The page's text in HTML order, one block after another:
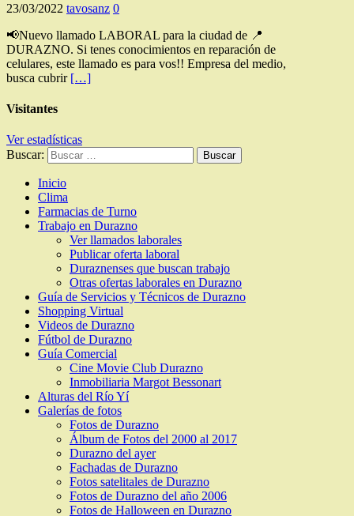
23/03/2022 tavosanz 0
📢Nuevo llamado LABORAL para la ciudad de 📍
DURAZNO. Si tenes conocimientos en reparación de
celulares, este llamado es para vos!! Empresa del medio,
busca cubrir […]
Visitantes
Ver estadísticas
Buscar:
Inicio
Clima
Farmacias de Turno
Trabajo en Durazno
Ver llamados laborales
Publicar oferta laboral
Duraznenses que buscan trabajo
Otras ofertas laborales en Durazno
Guía de Servicios y Técnicos de Durazno
Shopping Virtual
Videos de Durazno
Fútbol de Durazno
Guía Comercial
Cine Movie Club Durazno
Inmobiliaria Margot Bessonart
Alturas del Río Yí
Galerías de fotos
Fotos de Durazno
Álbum de Fotos del 2000 al 2017
Durazno del ayer
Fachadas de Durazno
Fotos satelitales de Durazno
Fotos de Durazno del año 2006
Fotos de Halloween en Durazno